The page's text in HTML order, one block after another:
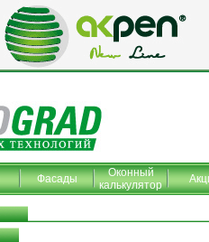
Фасады
Оконный
калькулятор